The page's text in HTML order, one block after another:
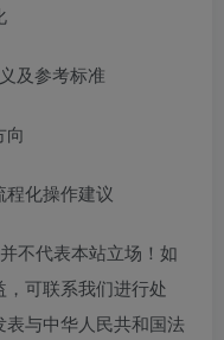
及参考标准
向
程化操作建议
不代表本站立场！如
可联系我们进行处
与中华人民共和国法